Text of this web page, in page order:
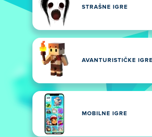
STRAŠNE IGRE
AVANTURISTIČKE IGRE
MOBILNE IGRE